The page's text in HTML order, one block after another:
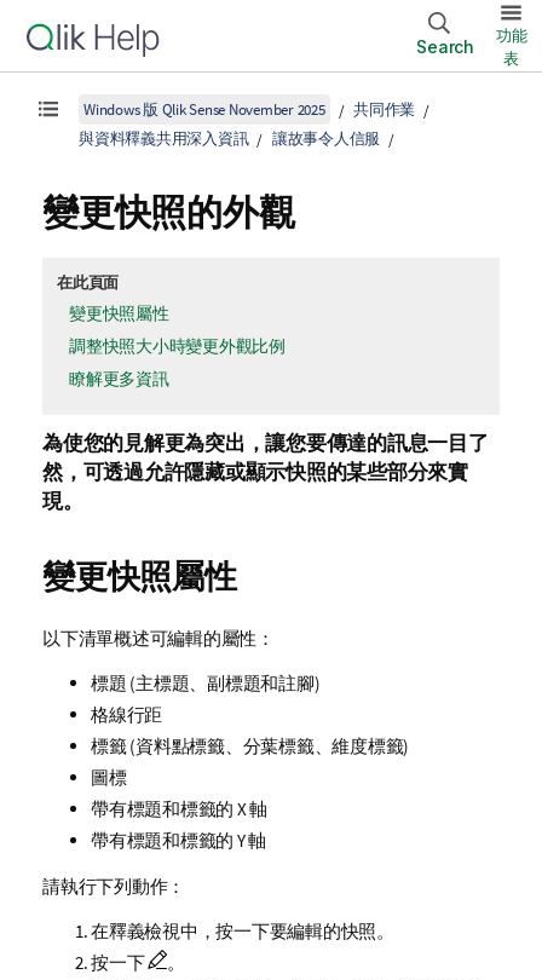
Search
功能
表
Windows 版 Qlik Sense November 2025
共同作業
與資料釋義共用深入資訊
讓故事令人信服
變更快照的外觀
在此頁面
變更快照屬性
調整快照大小時變更外觀比例
瞭解更多資訊
為使您的見解更為突出，讓您要傳達的訊息一目了
然，可透過允許隱藏或顯示快照的某些部分來實
現。
變更快照屬性
以下清單概述可編輯的屬性：
標題 (主標題、副標題和註腳)
格線行距
標籤 (資料點標籤、分葉標籤、維度標籤)
圖標
帶有標題和標籤的 X 軸
帶有標題和標籤的 Y 軸
請執行下列動作：
在釋義檢視中，按一下要編輯的快照。
按一下
。